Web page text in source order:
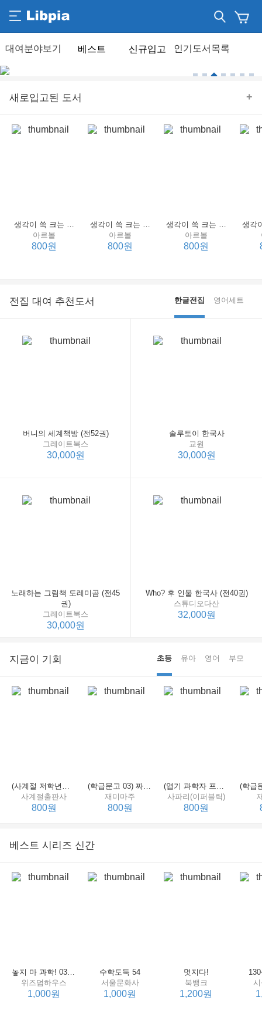
베스트 신규입고
새로입고된 도서 +
생각이 쑥 크는 세계 명작 4 : 언어 편
아르볼
800원
생각이 쑥 크는 세계 명작 3 : 언어 편
아르볼
800원
생각이 쑥 크는 세계 명작 2 : 언어 편
아르볼
800원
전집 대여 추천도서 한글전집 영어세트
버니의 세계책방 (전52권)
그레이트북스
30,000원
솔루토이 한국사
교원
30,000원
노래하는 그림책 도레미곰 (전45
권)
그레이트북스
30,000원
Who? 후 인물 한국사 (전40권)
스튜디오다산
32,000원
지금이 기회 초등 유아 영어 부모
(사계절 저학년문고 21) 선생님은 모르는 게 너무 많아
사계절출판사
800원
(학급문고 03) 짜장 짬뽕 탕수육
재미마주
800원
(엽기 과학자 프래니 01) 도시락 괴물이 나타났다
사파리(이퍼블릭)
800원
베스트 시리즈 신간
놓지 마 과학! 03 : 정신이 공룡에 정신 놓다
위즈덤하우스
1,000원
수학도둑 54
서울문화사
1,000원
멋지다!
북뱅크
1,200원